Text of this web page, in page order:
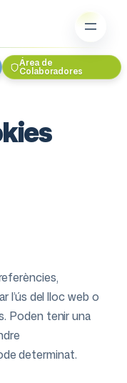
Área de
Colaboradores
l’ús del lloc web o
Poden tenir una
determinat.